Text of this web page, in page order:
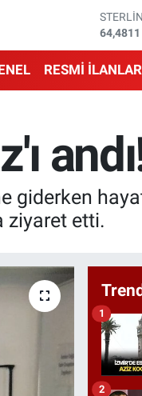
GRAM
6660.55
13.779
47,7436
EURO
55,2510
RESMİ İLANLAR
ziyaret etti.
1
2